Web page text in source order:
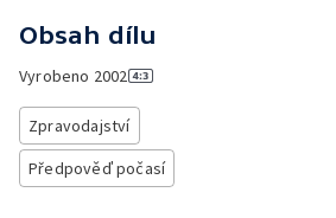
Obsah dílu
Vyrobeno 2002
Zpravodajství
Předpověď počasí